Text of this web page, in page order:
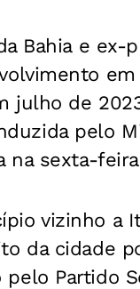
Bahia e ex-
em
julho de
pelo
sexta-
vizinho a
da cidade
Partido